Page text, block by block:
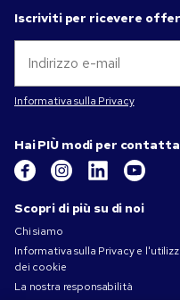
Iscriviti per ricevere
Informativa sulla Privacy
Hai PIÙ modi per
Scopri di più su di noi
Chi siamo
Informativa sulla Privacy e
dei cookie
La nostra responsabilità